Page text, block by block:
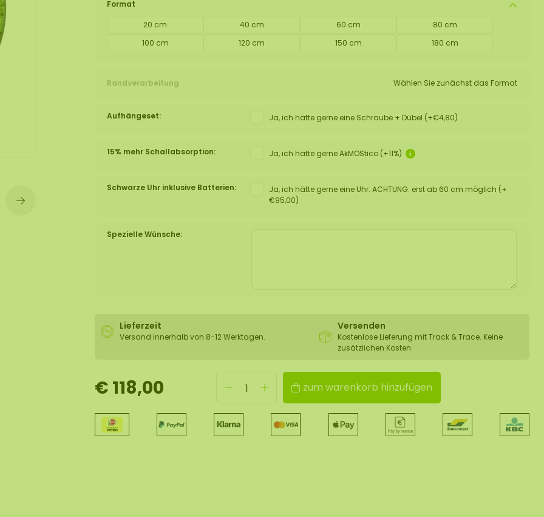
Mooswand
Format
20 cm
40 cm 60 cm
80 cm
100 cm
120 cm 150 cm 180 cm
Randverarbeitung Wählen Sie zunächst das Format
Aufhängeset: Ja, ich hätte gerne eine Schraube + Dübel (+€4,80)
15% mehr Schallabsorption: Ja, ich hätte gerne AkMOStico (+11%)
Schwarze Uhr inklusive Batterien:
Ja, ich hätte gerne eine Uhr. ACHTUNG: erst ab 60 cm möglich (+
€95,00)
Spezielle Wünsche:
Lieferzeit
Versand innerhalb von 8-12 Werktagen.
Versenden
Kostenlose Lieferung mit Track & Trace. Keine
zusätzlichen Kosten
€ 118,00 zum warenkorb hinzufügen